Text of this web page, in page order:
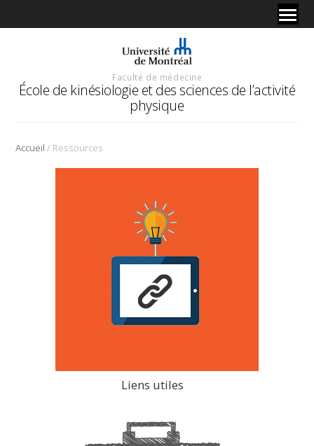
Faculté de médecine
École de kinésiologie et des sciences de l’activité
physique
Accueil / Ressources
Liens utiles